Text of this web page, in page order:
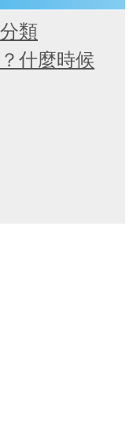
類
什麼時候